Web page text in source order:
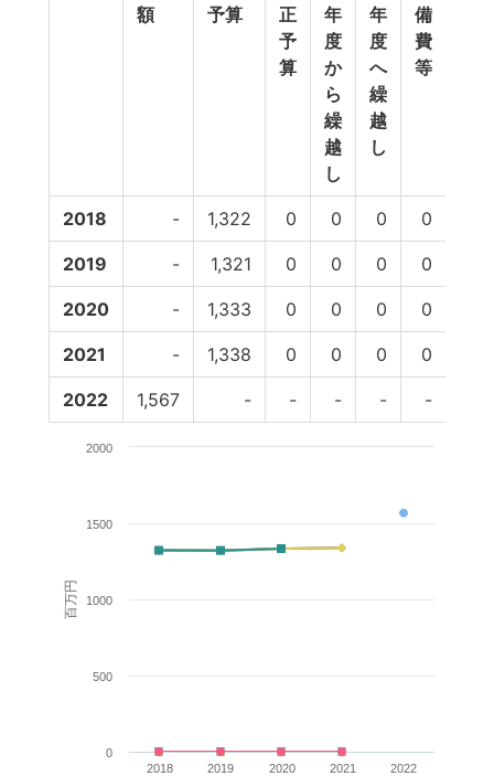
額
予算
正
予
算
年
度
か
ら
繰
越
し
年
度
へ
繰
越
し
備
費
等
2018 - 1,322 0 0 0 0
2019 - 1,321 0 0 0 0
2020 - 1,333 0 0 0 0
2021 - 1,338 0 0 0 0
2022 1,567 - - - - -
百万円
2018 2019 2020 2021 2022
0
500
1000
1500
2000